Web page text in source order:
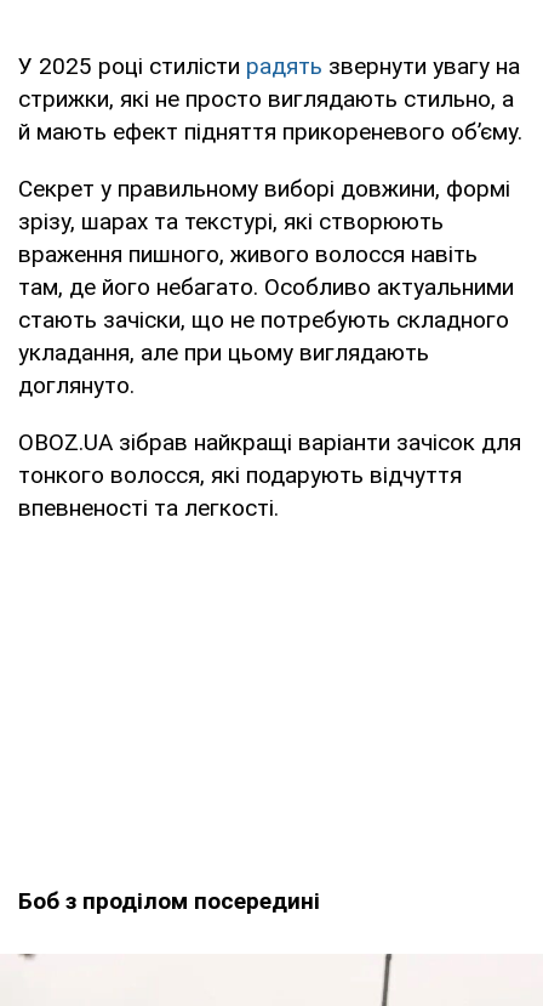
У 2025 році стилісти радять звернути увагу на
стрижки, які не просто виглядають стильно, а
й мають ефект підняття прикореневого об’єму.
Секрет у правильному виборі довжини, формі
зрізу, шарах та текстурі, які створюють
враження пишного, живого волосся навіть
там, де його небагато. Особливо актуальними
стають зачіски, що не потребують складного
укладання, але при цьому виглядають
доглянуто.
OBOZ.UA зібрав найкращі варіанти зачісок для
тонкого волосся, які подарують відчуття
впевненості та легкості.
Боб з проділом посередині